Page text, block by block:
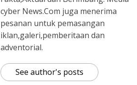
cyber News.Com juga menerima
pesanan untuk pemasangan
iklan,galeri,pemberitaan dan
adventorial.
See author's posts